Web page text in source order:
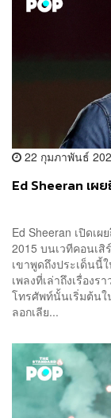
22 กุมภาพันธ์
Ed Sheeran เผ
Ed Sheeran เปิดเ
2015 บนเวทีคอนเสิ
เขาพูดถึงประเด็นนี้
เพลงที่เล่าถึงเรื่อง
โทรศัพท์นั้นเริ่มต้นใ
ลอกเลีย...